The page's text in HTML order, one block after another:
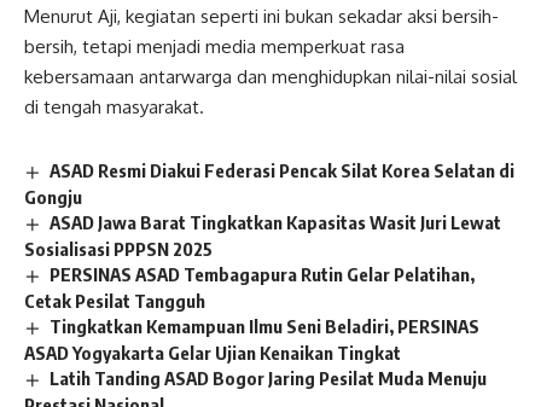
Menurut Aji, kegiatan seperti ini bukan sekadar aksi bersih-
bersih, tetapi menjadi media memperkuat rasa
kebersamaan antarwarga dan menghidupkan nilai-nilai sosial
di tengah masyarakat.
ASAD Resmi Diakui Federasi Pencak Silat Korea Selatan di
Gongju
ASAD Jawa Barat Tingkatkan Kapasitas Wasit Juri Lewat
Sosialisasi PPPSN 2025
PERSINAS ASAD Tembagapura Rutin Gelar Pelatihan,
Cetak Pesilat Tangguh
Tingkatkan Kemampuan Ilmu Seni Beladiri, PERSINAS
ASAD Yogyakarta Gelar Ujian Kenaikan Tingkat
Latih Tanding ASAD Bogor Jaring Pesilat Muda Menuju